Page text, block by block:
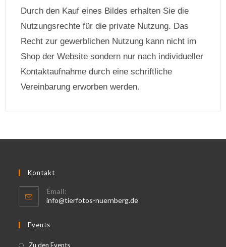
Durch den Kauf eines Bildes erhalten Sie die
Nutzungsrechte für die private Nutzung. Das
Recht zur gewerblichen Nutzung kann nicht im
Shop der Website sondern nur nach individueller
Kontaktaufnahme durch eine schriftliche
Vereinbarung erworben werden.
Kontakt
Email:
info@tierfotos-nuernberg.de
Events
Zu den Events